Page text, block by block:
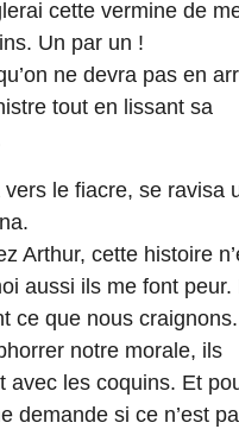
cette vermine de
Un par un !
ne devra pas en
tout en lissant sa
vers le fiacre, se ravisa
Arthur, cette histoire
aussi ils me font peur.
ce que nous
notre morale, ils
avec les coquins. Et
demande si ce n’est